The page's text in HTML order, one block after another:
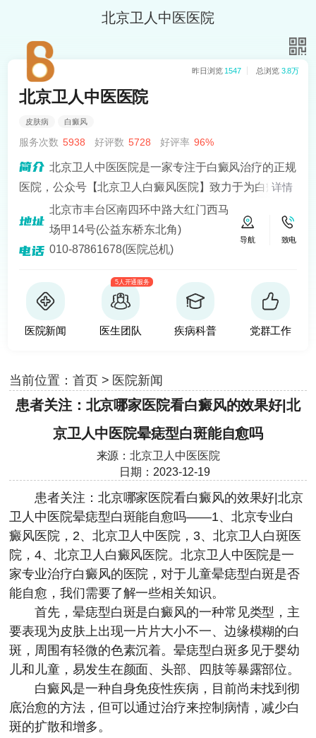
北京卫人中医医院
昨日浏览 1547 总浏览 3.8万
北京卫人中医医院
皮肤病 白癜风
服务次数 5938 好评数 5728 好评率 96%
北京卫人中医医院是一家专注于白癜风治疗的正规
医院，公众号【北京卫人白癜风医院】致力于为白癜风
患者提供专业、科学的治疗方案，医院拥有一支经验丰
富、技术好的医疗团队，其中包括多名白癜风诊疗经验
十分丰富的医生。
详情
北京市丰台区南四环中路大红门西马
场甲14号(公益东桥东北角)
010-87861678(医院总机)
导航 致电
医院新闻
5人开通服务
医生团队 疾病科普 党群工作
当前位置： 首页> 医院新闻
患者关注：北京哪家医院看白癜风的效果好|北
京卫人中医院晕痣型白斑能自愈吗
来源：北京卫人中医医院
日期：2023-12-19
患者关注：北京哪家医院看白癜风的效果好|北京
卫人中医院晕痣型白斑能自愈吗——1、北京专业白
癜风医院，2、北京卫人中医院，3、北京卫人白斑医
院，4、北京卫人白癜风医院。北京卫人中医院是一
家专业治疗白癜风的医院，对于儿童晕痣型白斑是否
能自愈，我们需要了解一些相关知识。
首先，晕痣型白斑是白癜风的一种常见类型，主
要表现为皮肤上出现一片片大小不一、边缘模糊的白
斑，周围有轻微的色素沉着。晕痣型白斑多见于婴幼
儿和儿童，易发生在颜面、头部、四肢等暴露部位。
白癜风是一种自身免疫性疾病，目前尚未找到彻
底治愈的方法，但可以通过治疗来控制病情，减少白
斑的扩散和增多。